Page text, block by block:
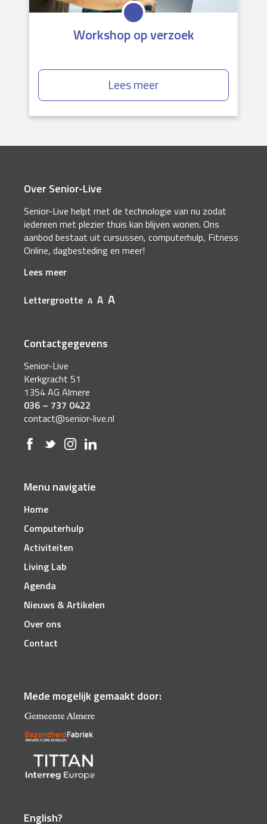
Workshop op verzoek
Lees meer
Over Senior-Live
Senior-Live helpt met de technologie van nu zodat
iedereen met plezier thuis kan blijven wonen. Ons
aanbod bestaat uit cursussen, computerhulp, Fitness
Online, dagbesteding en meer!
Lees meer
Lettergrootte A A A
Contactgegevens
Senior-Live
Kerkgracht 51
1354 AG Almere
036 – 737 0422
contact@senior-live.nl
Menu navigatie
Home
Computerhulp
Activiteiten
Living Lab
Agenda
Nieuws & Artikelen
Over ons
Contact
Mede mogelijk gemaakt door:
English?